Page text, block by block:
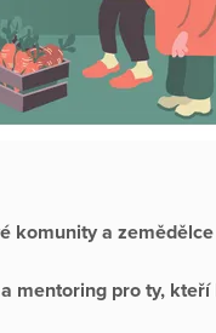
komunity a
mentoring pro ty,